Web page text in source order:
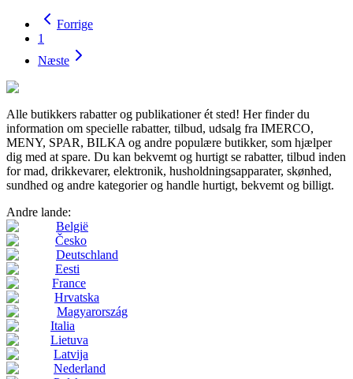
Forrige
1
Næste
Alle butikkers rabatter og publikationer ét sted! Her finder du
information om specielle rabatter, tilbud, udsalg fra IMERCO,
MENY, SPAR, BILKA og andre populære butikker, som hjælper
dig med at spare. Du kan bekvemt og hurtigt se rabatter, tilbud inden
for mad, drikkevarer, elektronik, husholdningsapparater, skønhed,
sundhed og andre kategorier og handle hurtigt, bekvemt og billigt.
Andre lande:
België
Česko
Deutschland
Eesti
France
Hrvatska
Magyarország
Italia
Lietuva
Latvija
Nederland